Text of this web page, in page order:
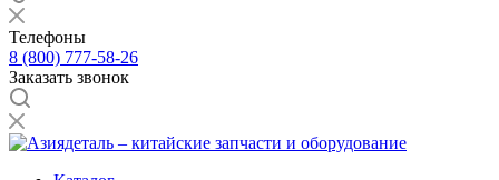
Телефоны
8 (800) 777-58-26
Заказать звонок